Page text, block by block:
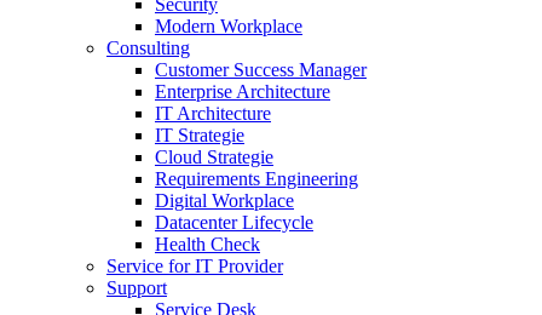
Security
Modern Workplace
Consulting
Customer Success Manager
Enterprise Architecture
IT Architecture
IT Strategie
Cloud Strategie
Requirements Engineering
Digital Workplace
Datacenter Lifecycle
Health Check
Service for IT Provider
Support
Service Desk